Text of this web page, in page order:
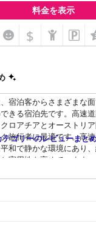
フは、そのフレンドリー
ば重要な強みとして強調
供する温かい歓迎と個人
泊体験をより楽しく、思
Fiは、レジャーとビジ
性の高いパフォーマン
設は、いくつかの運営
在に快適なリラックス
魅力的な装飾と静かな環
テルとして認識されて
ホテルが寛容であると
ては事前に確認すること
慮すると、[ホテル名]は、
ら居心地の良い隠れ家
料金を表示
$
宿泊客からさまざまな
きる宿泊先です。高速
ロアチアとオーストリ
旅行者に最適です。高
和で静かな環境にあり
実用性を高めています。
の質と種類が常に称賛
などの作りたての料理
す。ボリュームたっぷ
、宿泊客は十分に満足
テルの家庭的で魅力的
テゴリーのレビューまと